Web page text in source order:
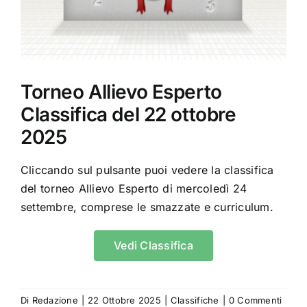
Torneo Allievo Esperto
Classifica del 22 ottobre
2025
Cliccando sul pulsante puoi vedere la classifica
del torneo Allievo Esperto di mercoledì 24
settembre, comprese le smazzate e curriculum.
Vedi Classifica
Di Redazione 22 Ottobre 2025 Classifiche 0 Commenti